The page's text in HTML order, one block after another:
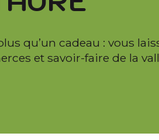
qu’un cadeau : vous
et savoir-faire de la